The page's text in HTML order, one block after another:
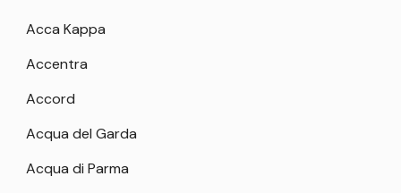
Acca Kappa
Accentra
Accord
Acqua del Garda
Acqua di Parma